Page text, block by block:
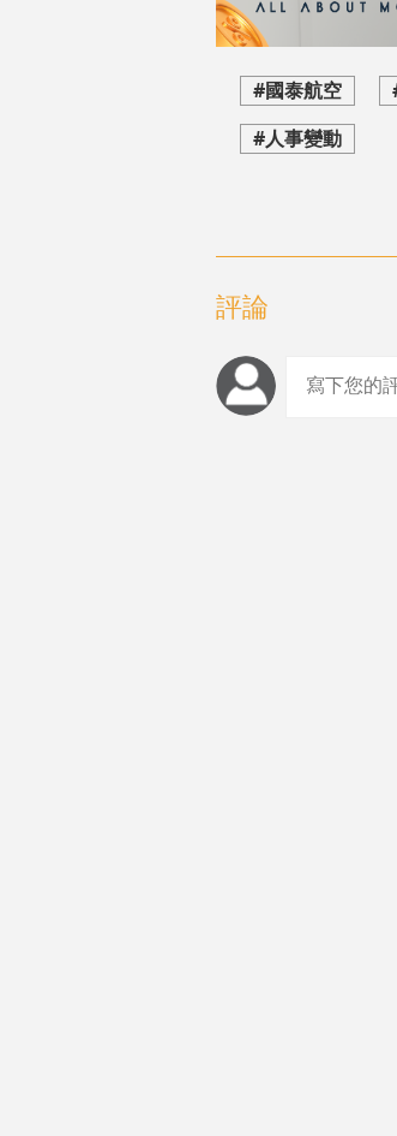
#國泰航空
#人事變動
評論